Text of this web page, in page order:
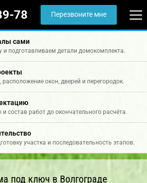
78 Перезвоните мне
сами
и подготавливаем детали домокомплекта.
окон, дверей и перегородок.
состав работ до окончательного расчёта.
участка и последовательность этапов.
под ключ в Волгограде